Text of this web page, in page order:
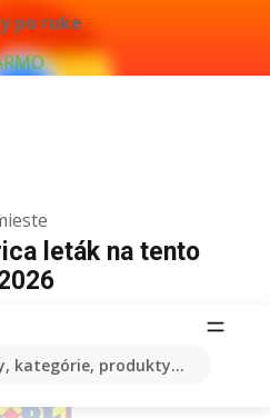
po ruke
kategórie, produkty...
leták na tento